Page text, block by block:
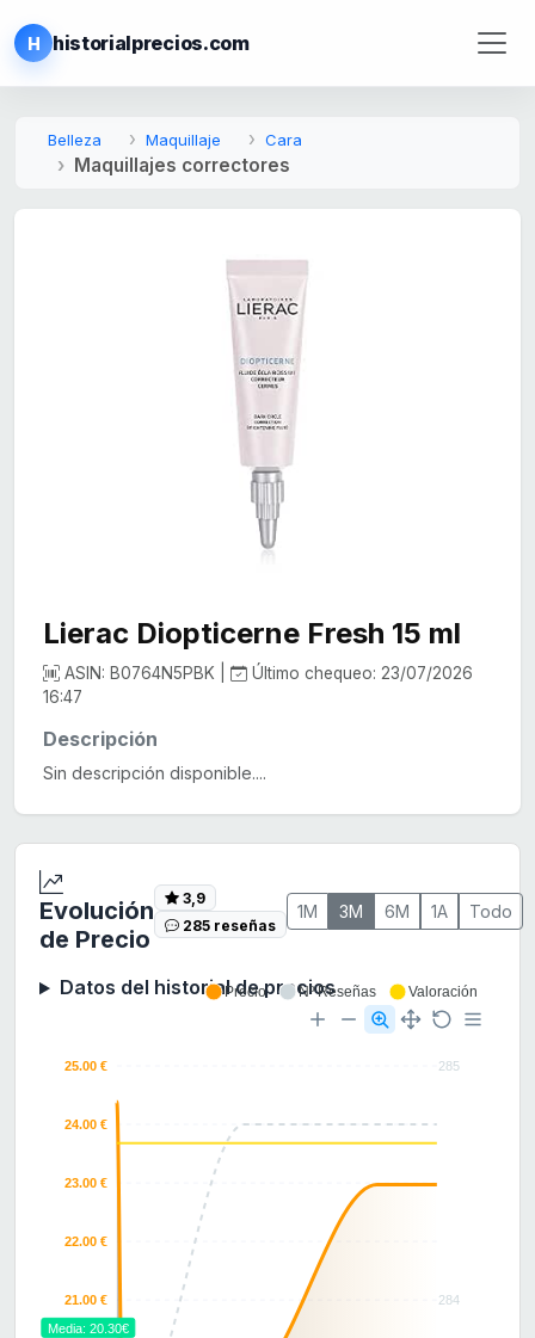
H historialprecios.com
Belleza Maquillaje Cara
Maquillajes correctores
Lierac Diopticerne Fresh 15 ml
ASIN: B0764N5PBK |
Último chequeo: 23/07/2026
16:47
Descripción
Sin descripción disponible....
Evolución
de Precio
3,9
285 reseñas
1M 3M 6M 1A Todo
Datos del historial de precios
285
284
25.00 €
24.00 €
23.00 €
22.00 €
21.00 €
Media: 20.30€
Precio Nº Reseñas Valoración